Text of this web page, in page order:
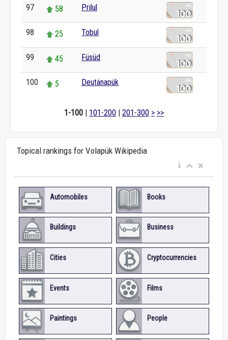
97 58 Prilul
98 25 Tobul
99 45 Füsüd
100 5 Deutänapük
1-100 | 101-200 | 201-300 > >>
Topical rankings for Volapük Wikipedia
Automobiles Books
Buildings Business
Cities Cryptocurrencies
Events Films
Paintings People